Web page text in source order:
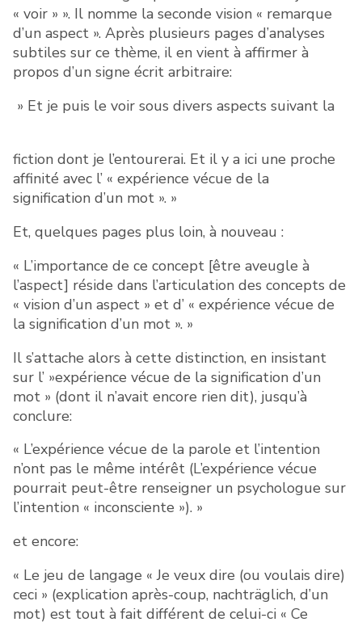
« voir » ». Il nomme la seconde vision « remarque
d’un aspect ». Après plusieurs pages d’analyses
subtiles sur ce thème, il en vient à affirmer à
propos d’un signe écrit arbitraire:
» Et je puis le voir sous divers aspects suivant la
fiction dont je l’entourerai. Et il y a ici une proche
affinité avec l’ « expérience vécue de la
signification d’un mot ». »
Et, quelques pages plus loin, à nouveau :
« L’importance de ce concept [être aveugle à
l’aspect] réside dans l’articulation des concepts de
« vision d’un aspect » et d’ « expérience vécue de
la signification d’un mot ». »
Il s’attache alors à cette distinction, en insistant
sur l’ »expérience vécue de la signification d’un
mot » (dont il n’avait encore rien dit), jusqu’à
conclure:
« L’expérience vécue de la parole et l’intention
n’ont pas le même intérêt (L’expérience vécue
pourrait peut-être renseigner un psychologue sur
l’intention « inconsciente »). »
et encore:
« Le jeu de langage « Je veux dire (ou voulais dire)
ceci » (explication après-coup, nachträglich, d’un
mot) est tout à fait différent de celui-ci « Ce